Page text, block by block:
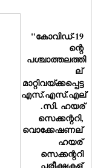
"കോവിഡ്-19
ന്റെ
പശ്ചാത്തലത്തി
ല്
മാറ്റിവയ്ക്കപ്പെട്ട
എസ്.എസ്.എല്
.സി. ഹയര്
സെക്കന്ററി,
വൊക്കേഷണല്
ഹയര്
സെക്കന്ററി
പരീക്ഷകള്